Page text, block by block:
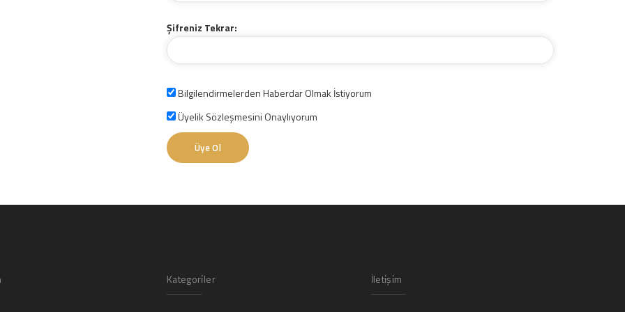
Şifreniz Tekrar:
Bilgilendirmelerden Haberdar Olmak İstiyorum
Üyelik Sözleşmesini Onaylıyorum
Üye Ol
Kategori̇ler İleti̇şi̇m